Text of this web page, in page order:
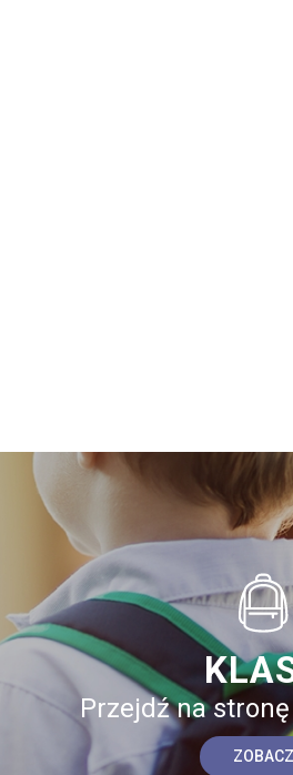
Przejdź na
ZOBACZ